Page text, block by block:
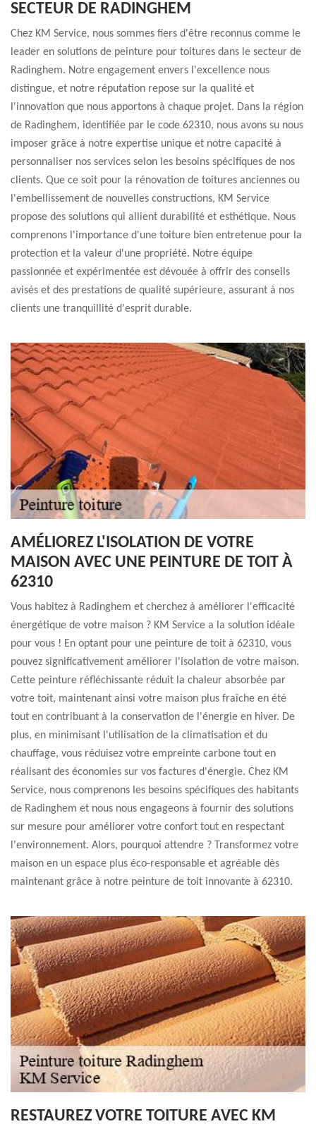
SECTEUR DE RADINGHEM
Chez KM Service, nous sommes fiers d'être reconnus comme le
leader en solutions de peinture pour toitures dans le secteur de
Radinghem. Notre engagement envers l'excellence nous
distingue, et notre réputation repose sur la qualité et
l'innovation que nous apportons à chaque projet. Dans la région
de Radinghem, identifiée par le code 62310, nous avons su nous
imposer grâce à notre expertise unique et notre capacité à
personnaliser nos services selon les besoins spécifiques de nos
clients. Que ce soit pour la rénovation de toitures anciennes ou
l'embellissement de nouvelles constructions, KM Service
propose des solutions qui allient durabilité et esthétique. Nous
comprenons l'importance d'une toiture bien entretenue pour la
protection et la valeur d'une propriété. Notre équipe
passionnée et expérimentée est dévouée à offrir des conseils
avisés et des prestations de qualité supérieure, assurant à nos
clients une tranquillité d'esprit durable.
AMÉLIOREZ L'ISOLATION DE VOTRE
MAISON AVEC UNE PEINTURE DE TOIT À
62310
Vous habitez à Radinghem et cherchez à améliorer l'efficacité
énergétique de votre maison ? KM Service a la solution idéale
pour vous ! En optant pour une peinture de toit à 62310, vous
pouvez significativement améliorer l'isolation de votre maison.
Cette peinture réfléchissante réduit la chaleur absorbée par
votre toit, maintenant ainsi votre maison plus fraîche en été
tout en contribuant à la conservation de l'énergie en hiver. De
plus, en minimisant l'utilisation de la climatisation et du
chauffage, vous réduisez votre empreinte carbone tout en
réalisant des économies sur vos factures d'énergie. Chez KM
Service, nous comprenons les besoins spécifiques des habitants
de Radinghem et nous nous engageons à fournir des solutions
sur mesure pour améliorer votre confort tout en respectant
l'environnement. Alors, pourquoi attendre ? Transformez votre
maison en un espace plus éco-responsable et agréable dès
maintenant grâce à notre peinture de toit innovante à 62310.
RESTAUREZ VOTRE TOITURE AVEC KM